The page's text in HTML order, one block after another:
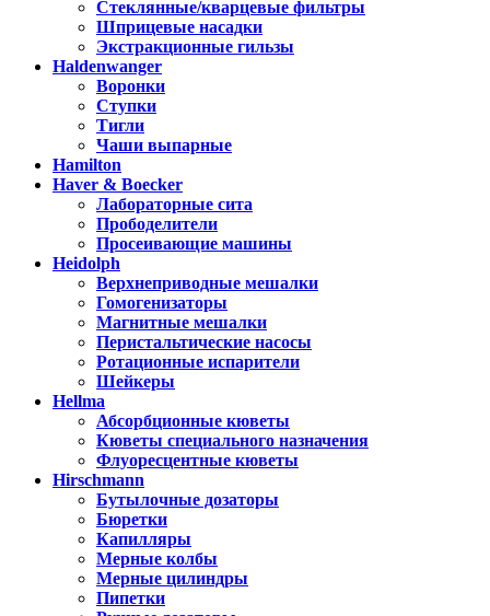
Стеклянные/кварцевые фильтры
Шприцевые насадки
Экстракционные гильзы
Haldenwanger
Воронки
Ступки
Тигли
Чаши выпарные
Hamilton
Haver & Boecker
Лабораторные сита
Прободелители
Просеивающие машины
Heidolph
Верхнеприводные мешалки
Гомогенизаторы
Магнитные мешалки
Перистальтические насосы
Ротационные испарители
Шейкеры
Hellma
Абсорбционные кюветы
Кюветы специального назначения
Флуоресцентные кюветы
Hirschmann
Бутылочные дозаторы
Бюретки
Капилляры
Мерные колбы
Мерные цилиндры
Пипетки